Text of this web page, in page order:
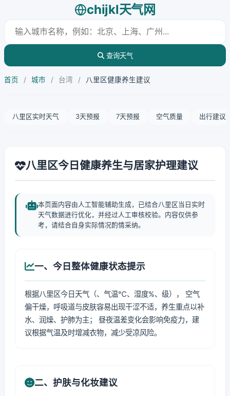
chijkl天气网
查询天气
首页 / 城市 / 台湾 / 八里区健康养生建议
八里区实时天气 3天预报 7天预报 空气质量 出行建议
八里区今日健康养生与居家护理建议
本页面内容由人工智能辅助生成，已结合八里区当日实时
天气数据进行优化，并经过人工审核校验。内容仅供参
考，请结合自身实际情况酌情采纳。
一、今日整体健康状态提示
根据八里区今日天气（、气温℃、湿度%、级）， 空气
偏干燥，呼吸道与皮肤容易出现干涩不适，养生重点以补
水、润燥、护肺为主； 昼夜温差变化会影响免疫力，建
议根据气温及时增减衣物，减少受凉风险。
二、护肤与化妆建议